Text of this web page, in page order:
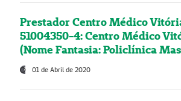
Prestador Centro Médico
51004350-4: Centro Médico
(Nome Fantasia: Policlínica
01 de Abril de 2020